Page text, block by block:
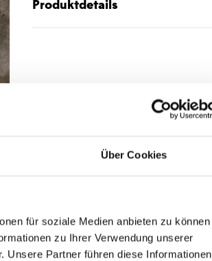
Über Cookies
für soziale Medien anbieten zu können
zu Ihrer Verwendung unserer
Unsere Partner führen diese Informationen
Produktdetails